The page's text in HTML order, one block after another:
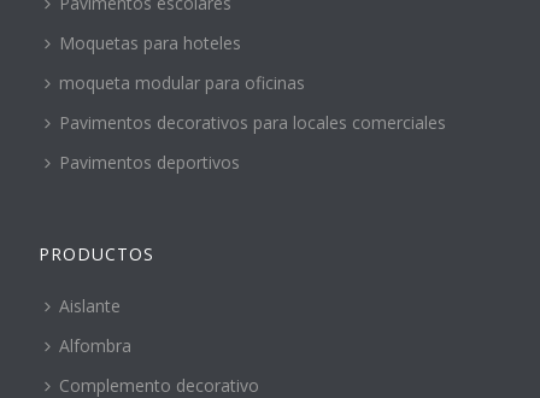
Moquetas para hoteles
moqueta modular para oficinas
Pavimentos decorativos para locales comerciales
Pavimentos deportivos
PRODUCTOS
Aislante
Alfombra
Complemento decorativo